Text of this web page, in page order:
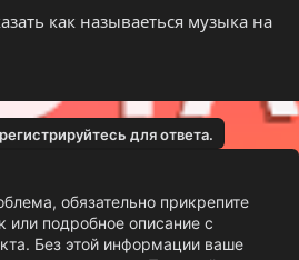
как называеться музыка на
для ответа.
обязательно прикрепите
или подробное описание с
Без этой информации ваше